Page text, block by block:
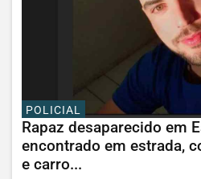
POLICIAL
Rapaz desaparecido em
encontrado em estrada,
e carro...